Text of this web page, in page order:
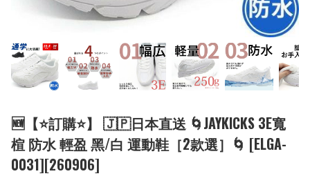
🆕【⭐訂購⭐】 🇯🇵日本直送 🌀JAYKICKS 3E寬
楦 防水 輕盈 黑/白 運動鞋［2款選］🌀 [ELGA-
0031][260906]